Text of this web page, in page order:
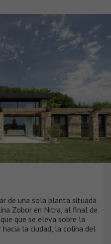
de una sola planta situada
Zobor en Nitra, al final de
que se eleva sobre la
la ciudad, la colina del